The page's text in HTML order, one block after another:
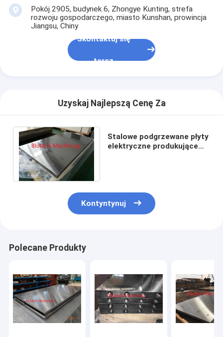
Pokój 2905, budynek 6, Zhongye Kunting, strefa
rozwoju gospodarczego, miasto Kunshan, prowincja
Jiangsu, Chiny
Skontaktuj się
teraz
Uzyskaj Najlepszą Cenę Za
Stalowe podgrzewane płyty
elektryczne produkujące
Kontyntynuj
Polecane Produkty